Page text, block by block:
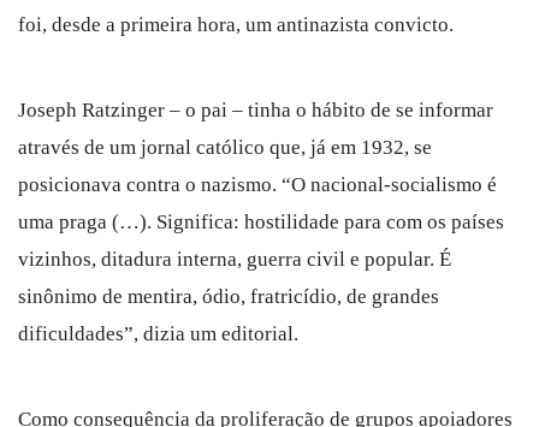
foi, desde a primeira hora, um antinazista convicto.
Joseph Ratzinger – o pai – tinha o hábito de se informar
através de um jornal católico que, já em 1932, se
posicionava contra o nazismo. “O nacional-socialismo é
uma praga (…). Significa: hostilidade para com os países
vizinhos, ditadura interna, guerra civil e popular. É
sinônimo de mentira, ódio, fratricídio, de grandes
dificuldades”, dizia um editorial.
Como consequência da proliferação de grupos apoiadores